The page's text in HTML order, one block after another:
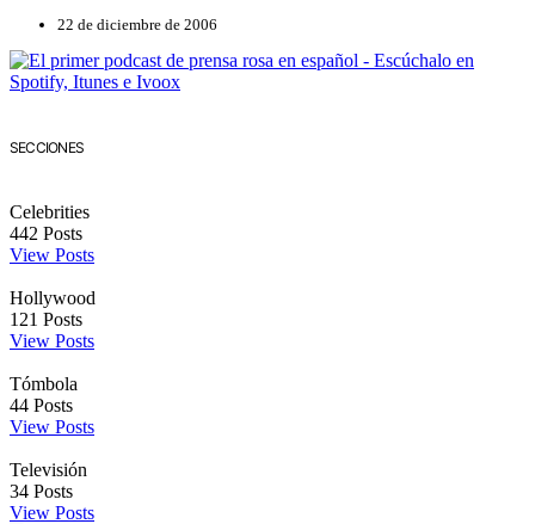
22 de diciembre de 2006
SECCIONES
Celebrities
442 Posts
View Posts
Hollywood
121 Posts
View Posts
Tómbola
44 Posts
View Posts
Televisión
34 Posts
View Posts